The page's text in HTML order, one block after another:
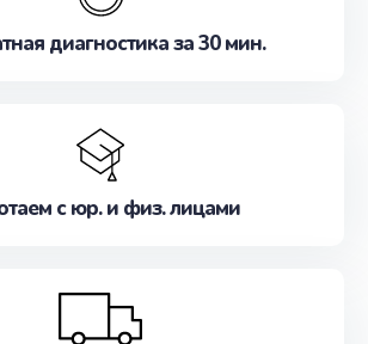
диагностика за 30 мин.
с юр. и физ. лицами